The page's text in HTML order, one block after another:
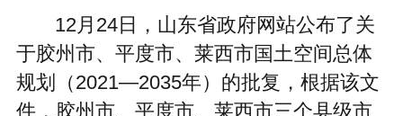
12月24日，山东省政府网站公布了关
于胶州市、平度市、莱西市国土空间总体
规划（2021—2035年）的批复，根据该文
件，胶州市、平度市、莱西市三个县级市